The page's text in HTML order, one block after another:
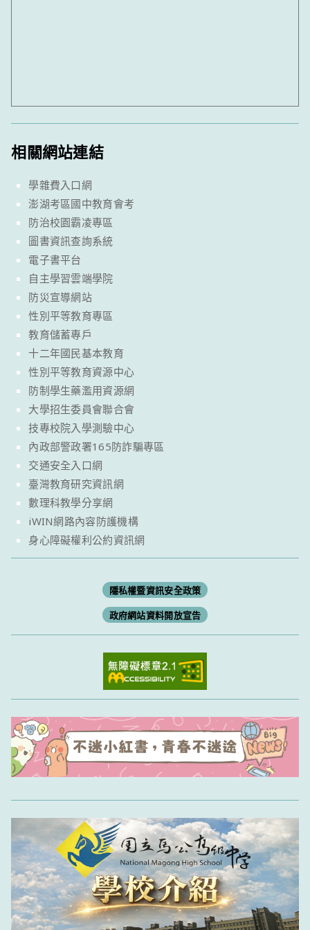
相關網站連結
學雜費入口網
澎湖考區國中教育會考
防治校園霸凌專區
圖書資訊查詢系統
電子書平台
自主學習雲端學院
防災宣導網站
性別平等教育專區
教育儲蓄專戶
十二年國民基本教育
性別平等教育資源中心
防制學生藥濫用資源網
大學招生委員會聯合會
技專校院入學測驗中心
內政部警政署165防詐騙專區
交通安全入口網
臺灣教育研究資訊網
數理科教學分享網
iWIN網路內容防護機構
身心障礙權利公約資訊網
隱私權暨資訊安全政策
政府網站資料開放宣告